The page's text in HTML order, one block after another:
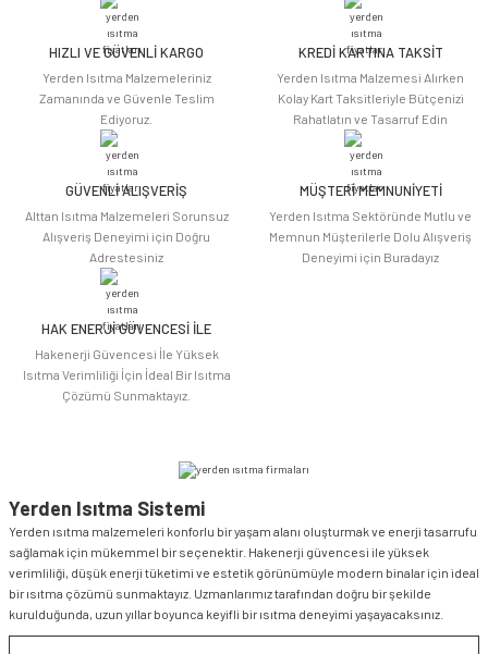
Görüş ve önerileriniz için teşekkür ederiz.
Ürün açıklamasında eksik bilgiler bulunuyor.
Ürün bilgilerinde hatalar bulunuyor.
Ürün fiyatı diğer sitelerden daha pahalı.
Bu ürüne benzer farklı alternatifler olmalı.
HIZLI VE GÜVENLİ KARGO
Yerden Isıtma Malzemeleriniz
Zamanında ve Güvenle Teslim
Ediyoruz.
KREDİ KARTINA TAKSİT
Yerden Isıtma Malzemesi Alırken
Kolay Kart Taksitleriyle Bütçenizi
Rahatlatın ve Tasarruf Edin
GÜVENLİ ALIŞVERİŞ
Alttan Isıtma Malzemeleri Sorunsuz
Alışveriş Deneyimi için Doğru
Adrestesiniz
MÜŞTERİ MEMNUNİYETİ
Yerden Isıtma Sektöründe Mutlu ve
Memnun Müşterilerle Dolu Alışveriş
Deneyimi için Buradayız
HAK ENERJİ GÜVENCESİ İLE
Hakenerji Güvencesi İle Yüksek
Isıtma Verimliliği İçin İdeal Bir Isıtma
Çözümü Sunmaktayız.
Yerden Isıtma Sistemi
Yerden ısıtma malzemeleri konforlu bir yaşam alanı oluşturmak ve enerji tasarrufu
sağlamak için mükemmel bir seçenektir. Hakenerji güvencesi ile yüksek
verimliliği, düşük enerji tüketimi ve estetik görünümüyle modern binalar için ideal
bir ısıtma çözümü sunmaktayız. Uzmanlarımız tarafından doğru bir şekilde
kurulduğunda, uzun yıllar boyunca keyifli bir ısıtma deneyimi yaşayacaksınız.